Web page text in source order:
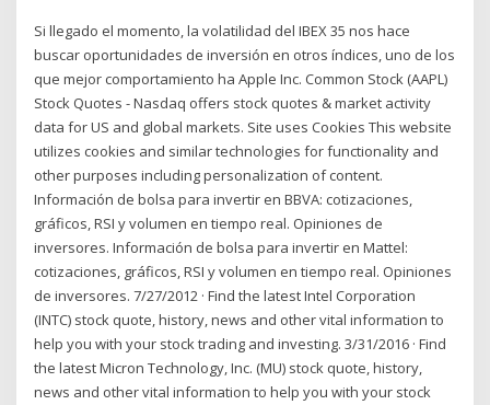
Si llegado el momento, la volatilidad del IBEX 35 nos hace
buscar oportunidades de inversión en otros índices, uno de los
que mejor comportamiento ha Apple Inc. Common Stock (AAPL)
Stock Quotes - Nasdaq offers stock quotes & market activity
data for US and global markets. Site uses Cookies This website
utilizes cookies and similar technologies for functionality and
other purposes including personalization of content.
Información de bolsa para invertir en BBVA: cotizaciones,
gráficos, RSI y volumen en tiempo real. Opiniones de
inversores. Información de bolsa para invertir en Mattel:
cotizaciones, gráficos, RSI y volumen en tiempo real. Opiniones
de inversores. 7/27/2012 · Find the latest Intel Corporation
(INTC) stock quote, history, news and other vital information to
help you with your stock trading and investing. 3/31/2016 · Find
the latest Micron Technology, Inc. (MU) stock quote, history,
news and other vital information to help you with your stock